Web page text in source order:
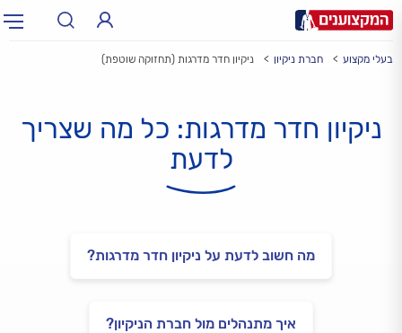
עירעיר: תל אביב, חיפה…
בעלי מקצוע חברת ניקיון ניקיון חדר מדרגות (תחזוקה שוטפת)
ניקיון חדר מדרגות: כל מה שצריך
לדעת
מה חשוב לדעת על ניקיון חדר מדרגות?
איך מתנהלים מול חברת הניקיון?